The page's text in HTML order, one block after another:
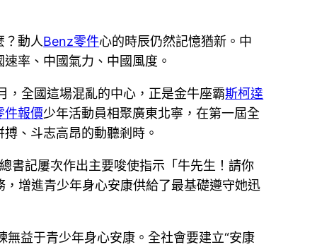
？動人Benz零件心的時辰仍然記憶猶新。中
率、中國氣力、中國風度。
，全國這場混亂的中心，正是金牛座霸斯柯達
件報價少年活動員相聚廣東北寧，在第一屆全
、斗志高昂的動聽剎時。
書記屢次作出主要唆使指示「牛先生！請你
增進青少年身心安康供給了最基礎遵守她迅
益于青少年身心安康。全社會要建立“安康